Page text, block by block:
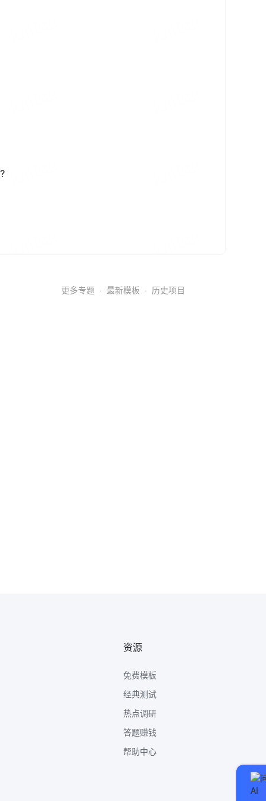
更多专题 · 最新模板 · 历史项目
资源
免费模板
经典测试
热点调研
答题赚钱
帮助中心